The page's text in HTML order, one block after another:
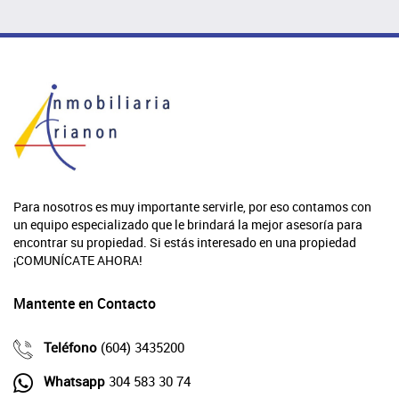
Para nosotros es muy importante servirle, por eso contamos con
un equipo especializado que le brindará la mejor asesoría para
encontrar su propiedad. Si estás interesado en una propiedad
¡COMUNÍCATE AHORA!
Mantente en Contacto
Teléfono (604) 3435200
Whatsapp 304 583 30 74